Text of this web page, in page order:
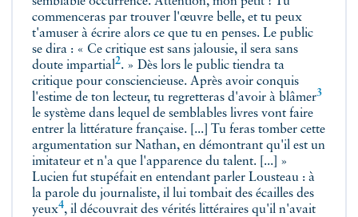
commenceras par trouver l'œuvre belle, et tu peux
t'amuser à écrire alors ce que tu en penses. Le public
se dira : « Ce critique est sans jalousie, il sera sans
doute impartial2. » Dès lors le public tiendra ta
critique pour consciencieuse. Après avoir conquis
l'estime de ton lecteur, tu regretteras d'avoir à blâmer3
le système dans lequel de semblables livres vont faire
entrer la littérature française. [...] Tu feras tomber cette
argumentation sur Nathan, en démontrant qu'il est un
imitateur et n'a que l'apparence du talent. [...] »
Lucien fut stupéfait en entendant parler Lousteau : à
la parole du journaliste, il lui tombait des écailles des
yeux4, il découvrait des vérités littéraires qu'il n'avait